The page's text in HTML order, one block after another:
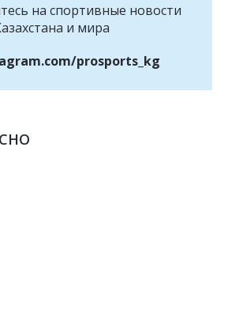
на cпортивные новости
и мира
prosports_kg